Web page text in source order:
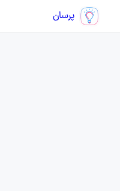
پرسان